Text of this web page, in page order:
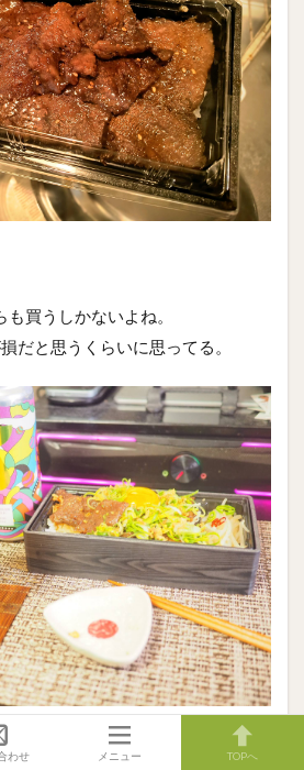
も買うしかないよね。
だと思うくらいに思ってる。
わせ メニュー TOPへ